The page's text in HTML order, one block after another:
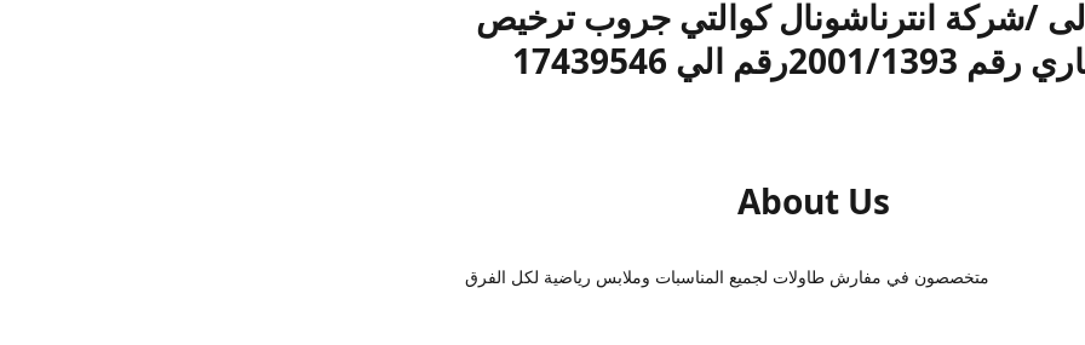
/شركة انترناشونال كوالتي جروب ترخيص
2001/1393رقم الي 17439546
About Us
متخصصون في مفارش طاولات لجميع المناسبات وملابس رياضية لكل الفرق